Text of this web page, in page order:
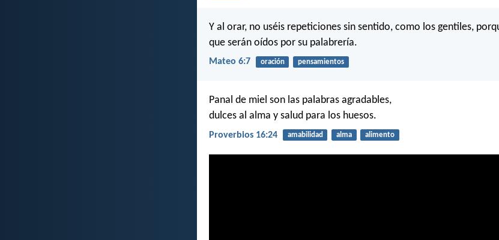
Y al orar, no uséis repeticiones sin sentido, como los gentiles,
que serán oídos por su palabrería.
Mateo 6:7 oración pensamientos
Panal de miel son las palabras agradables,
dulces al alma y salud para los huesos.
Proverbios 16:24 amabilidad alma alimento